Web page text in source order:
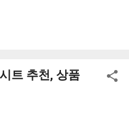
혜택과 빠른배송 혜택을 놓
가할인 확인하기 상품 하나
양해서 결정이 많이 어려우
트 추천, 상품